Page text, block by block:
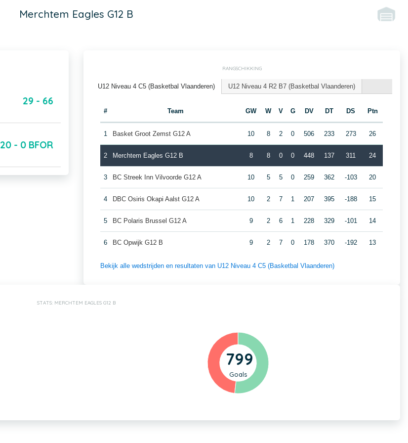
Merchtem Eagles G12 B
29 - 66
20 - 0 BFOR
RANGSCHIKKING
U12 Niveau 4 C5 (Basketbal Vlaanderen) U12 Niveau 4 R2 B7 (Basketbal Vlaanderen)
# Team GW W V G DV DT DS Ptn
1 Basket Groot Zemst G12 A 10 8 2 0 506 233 273 26
2 Merchtem Eagles G12 B 8 8 0 0 448 137 311 24
3 BC Streek Inn Vilvoorde G12 A 10 5 5 0 259 362 -103 20
4 DBC Osiris Okapi Aalst G12 A 10 2 7 1 207 395 -188 15
5 BC Polaris Brussel G12 A 9 2 6 1 228 329 -101 14
6 BC Opwijk G12 B 9 2 7 0 178 370 -192 13
Bekijk alle wedstrijden en resultaten van U12 Niveau 4 C5 (Basketbal Vlaanderen)
STATS: MERCHTEM EAGLES G12 B
799
Goals